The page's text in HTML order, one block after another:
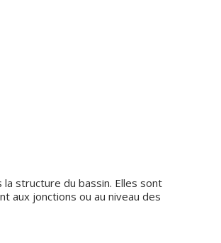
structure du bassin. Elles sont
aux jonctions ou au niveau des